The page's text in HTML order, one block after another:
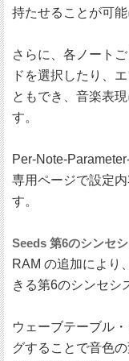
持たせることが可能
さらに、各ノート
ドを選択したり、
ともでき、音楽表
す。
Per-Note-
専用ページで設定
す。
Seeds 第6のシンセ
RAM の追加により
きる第6のシンセシ
ウェーブテーブル
グすることで音色